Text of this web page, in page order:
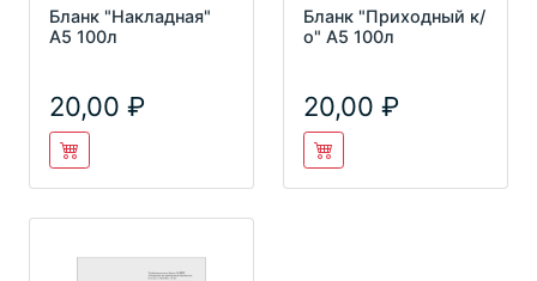
Бланк "Накладная"
А5 100л
20,00
Бланк "Приходный к/
о" А5 100л
20,00